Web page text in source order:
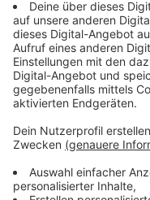
des Wasserwerks
den Müll zunächst
Müllkippe mit
Verkehrsteilnehmer
aufmerksam zu
den Müll in den
fachgerecht. Damit
zukommen, hofft die
Hinweise zum
bitte per Mail an das